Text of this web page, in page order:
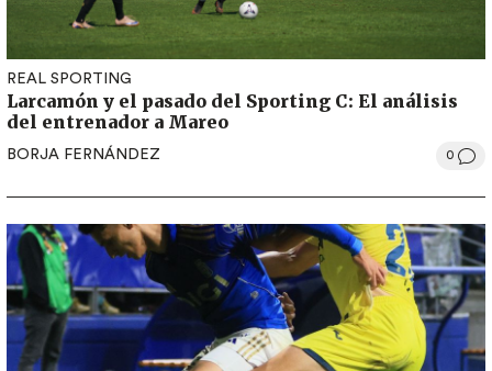
REAL SPORTING
Larcamón y el pasado del Sporting C: El análisis
del entrenador a Mareo
BORJA FERNÁNDEZ 0